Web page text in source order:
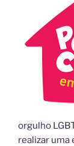
orgulho
realizar uma